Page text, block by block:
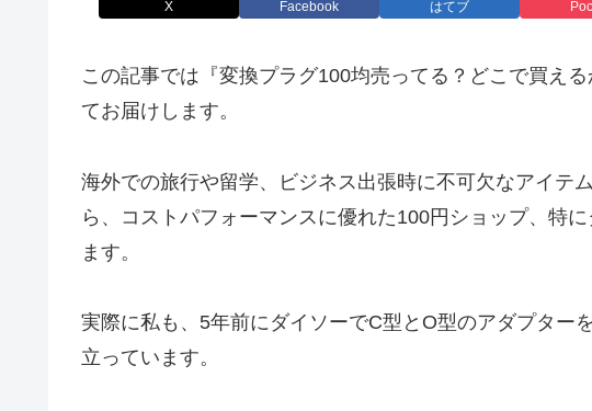
X Facebook はてブ
この記事では『変換プラグ100均売ってる？どこで買え
てお届けします。
海外での旅行や留学、ビジネス出張時に不可欠なアイテ
ら、コストパフォーマンスに優れた100円ショップ、特
ます。
実際に私も、5年前にダイソーでC型とO型のアダプター
立っています。